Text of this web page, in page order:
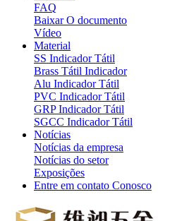
FAQ
Baixar O documento
Vídeo
Material
SS Indicador Tátil
Brass Tátil Indicador
Alu Indicador Tátil
PVC Indicador Tátil
GRP Indicador Tátil
SGCC Indicador Tátil
Notícias
Notícias da empresa
Notícias do setor
Exposições
Entre em contato Conosco